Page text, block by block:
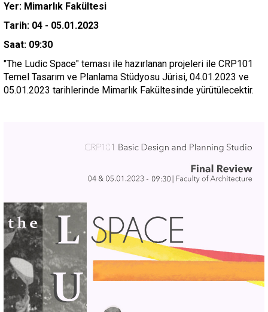
Yer: Mimarlık Fakültesi
Tarih: 04 - 05.01.2023
Saat: 09:30
"The Ludic Space" teması ile hazırlanan projeleri ile CRP101
Temel Tasarım ve Planlama Stüdyosu Jürisi, 04.01.2023 ve
05.01.2023 tarihlerinde Mimarlık Fakültesinde yürütülecektir.